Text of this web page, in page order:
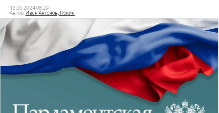
13.06.2024 08:29
Автор: Иван Антонов, Пекин